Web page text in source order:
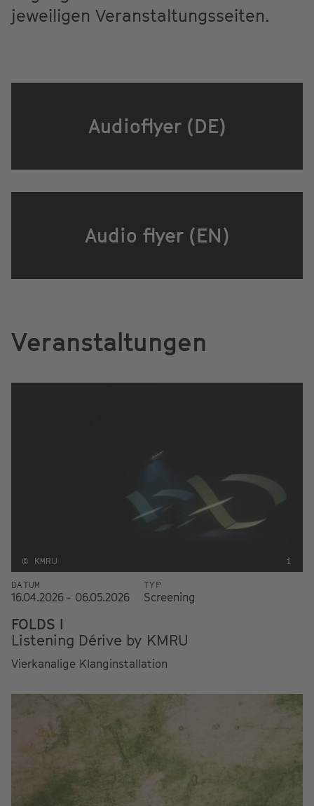
jeweiligen Veranstaltungsseiten.
Audioflyer (DE)
Audio flyer (EN)
Veranstaltungen
© KMRU i
DATUM
16.04.2026 - 06.05.2026
TYP
Screening
FOLDS I
Listening Dérive by KMRU
Vierkanalige Klanginstallation